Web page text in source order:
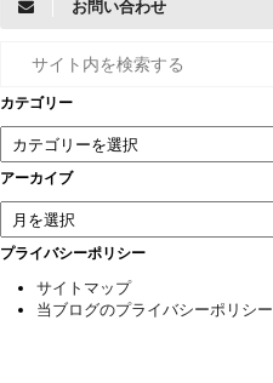
お問い合わせ
カテゴリー
アーカイブ
プライバシーポリシー
サイトマップ
当ブログのプライバシーポリシー